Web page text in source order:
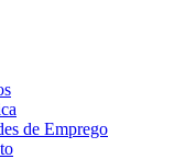
de Emprego